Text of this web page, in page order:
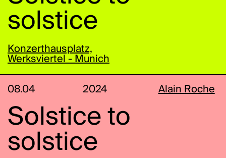
solstice
Konzerthausplatz,
Werksviertel - Munich
08.04 2024 Alain Roche
Solstice to
solstice